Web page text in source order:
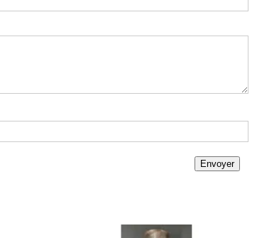
Envoyer